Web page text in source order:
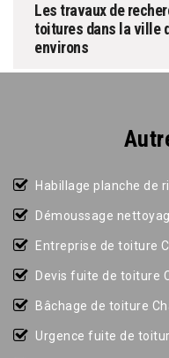
Les travaux de
toitures dans la ville
environs
Habillage planche de
Démoussage
Entreprise de toiture
Devis fuite de toiture
Bâchage de toiture
Urgence fuite de